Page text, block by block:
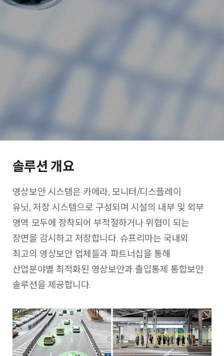
솔루션 개요
영상보안 시스템은 카메라, 모니터/디스플레이
유닛, 저장 시스템으로 구성되며 시설의 내부 및 외부
영역 모두에 장착되어 부적절하거나 위협이 되는
장면을 감시하고 저장합니다. 슈프리마는 국내외
최고의 영상보안 업체들과 파트너십을 통해
산업분야별 최적화된 영상보안과 출입통제 통합보안
솔루션을 제공합니다.